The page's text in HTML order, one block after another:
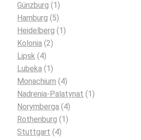
Günzburg (1)
Hamburg (5)
Heidelberg (1)
Kolonia (2)
Lipsk (4)
Lubeka (1)
Monachium (4)
Nadrenia-Palatynat (1)
Norymberga (4)
Rothenburg (1)
Stuttgart (4)